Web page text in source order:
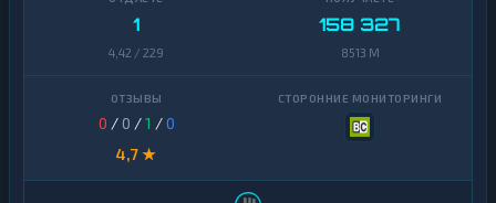
1
4,42 / 229
158 327
8513 M
0 / 0 /1 /0
4,7 ★